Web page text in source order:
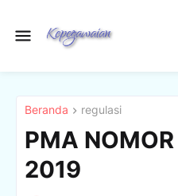
Beranda regulasi
PMA NOMOR
2019